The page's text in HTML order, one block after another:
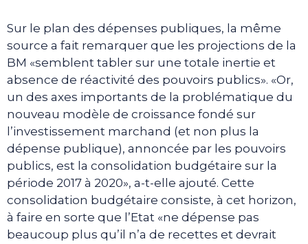
Sur le plan des dépenses publiques, la même
source a fait remarquer que les projections de la
BM «semblent tabler sur une totale inertie et
absence de réactivité des pouvoirs publics». «Or,
un des axes importants de la problématique du
nouveau modèle de croissance fondé sur
l’investissement marchand (et non plus la
dépense publique), annoncée par les pouvoirs
publics, est la consolidation budgétaire sur la
période 2017 à 2020», a-t-elle ajouté. Cette
consolidation budgétaire consiste, à cet horizon,
à faire en sorte que l’Etat «ne dépense pas
beaucoup plus qu’il n’a de recettes et devrait